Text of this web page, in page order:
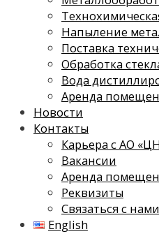
Напыление
Поставка
Обработка
Вода
Аренда
Новости
Контакты
Карьера с АО
Вакансии
Аренда
Реквизиты
Связаться с нами
English